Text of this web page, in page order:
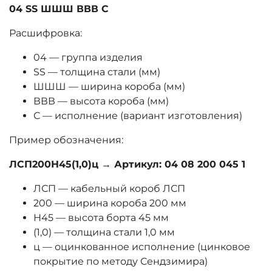
04 SS ШШШ ВВВ С
Расшифровка:
04 — группа изделия
SS — толщина стали (мм)
ШШШ — ширина короба (мм)
ВВВ — высота короба (мм)
С — исполнение (вариант изготовления)
Пример обозначения:
ЛСП200Н45(1,0)ц → Артикул: 04 08 200 045 1
ЛСП — кабельный короб ЛСП
200 — ширина короба 200 мм
Н45 — высота борта 45 мм
(1,0) — толщина стали 1,0 мм
ц — оцинкованное исполнение (цинковое
покрытие по методу Сендзимира)